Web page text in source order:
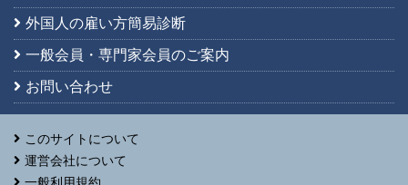
外国人の雇い方簡易診断
一般会員・専門家会員のご案内
お問い合わせ
このサイトについて
運営会社について
一般利用規約